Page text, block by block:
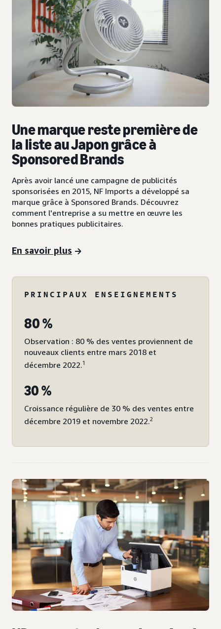
Une marque reste première de
la liste au Japon grâce à
Sponsored Brands
Après avoir lancé une campagne de publicités
sponsorisées en 2015, NF Imports a développé sa
marque grâce à Sponsored Brands. Découvrez
comment l'entreprise a su mettre en œuvre les
bonnes pratiques publicitaires.
En savoir plus
PRINCIPAUX ENSEIGNEMENTS
80 %
Observation : 80 % des ventes proviennent de
nouveaux clients entre mars 2018 et
décembre 2022.1
30 %
Croissance régulière de 30 % des ventes entre
décembre 2019 et novembre 2022.2